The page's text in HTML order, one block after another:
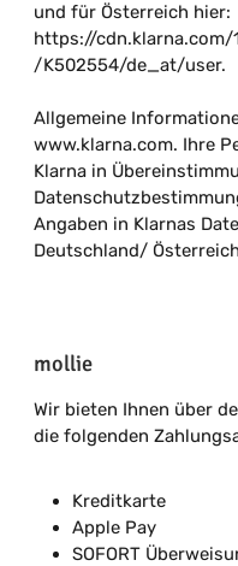
und für Österreich hier:
https://
/K502554/de_at/user.
Allgemeine
www.klarna.com. Ihre
Klarna in
Angaben in Klarnas
Deutschland/
mollie
Wir bieten Ihnen über
die folgenden
Kreditkarte
Apple Pay
SOFORT